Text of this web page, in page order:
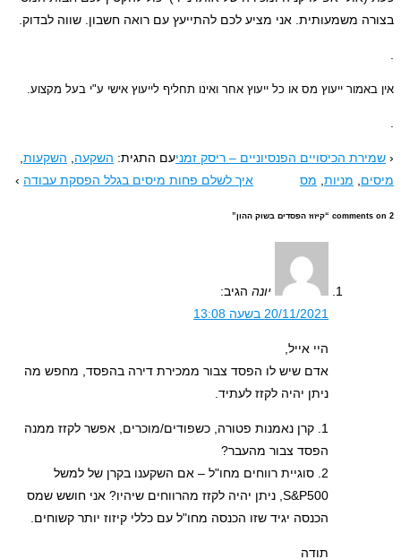
אני מציע לכם להתייעץ עם רואה חשבון. שווה לבדוק.
מס או כל ייעוץ אחר ואינו תחליף לייעוץ אישי ע"י בעל מקצוע.
הפנסיוניים – ריסק זמני
איך לשלם פחות מיסים בגלל הפסקת עבודה›
עם התגית:השקעה,השקעות,
,מס
קיזוז הפסדים בשוק ההון”
יונה
הגיב:
20/11/2021 בשעה 13:08
אדם שיש לו הפסד צבור ממכירת דירה בהפסד, מחפש מה
ניתן יהיה לקזז לעתיד.
1. קרן נאמנות פטורה, כשפודים/מוכרים, אפשר לקזז ממנה
הפסד צבור מהעבר?
2. סוגיית רווחים מחו"ל – אם השקענו בקרן של למשל
S&P500, ניתן יהיה לקזז מהרווחים שיהיו? אני חושש שמס
הכנסה יגיד שזו הכנסה מחו"ל עם כללי קיזוז יותר קשוחים.